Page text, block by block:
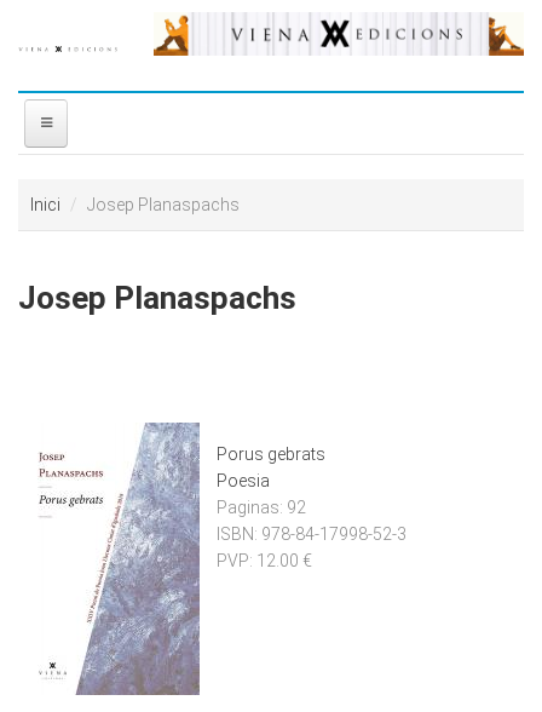
DISTRIBUÏDORA
Inici Josep Planaspachs
Josep Planaspachs
Porus gebrats
Poesia
Paginas: 92
ISBN: 978-84-17998-52-3
PVP: 12.00 €